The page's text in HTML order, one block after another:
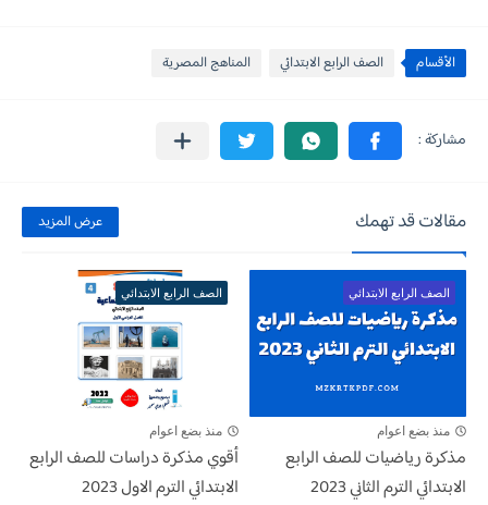
الأقسام الصف الرابع الابتدائي المناهج المصرية
مقالات قد تهمك عرض المزيد
الصف الرابع الابتدائي
منذ بضع اعوام
مذكرة رياضيات للصف الرابع
الابتدائي الترم الثاني 2023
الصف الرابع الابتدائي
منذ بضع اعوام
أقوي مذكرة دراسات للصف الرابع
الابتدائي الترم الاول 2023